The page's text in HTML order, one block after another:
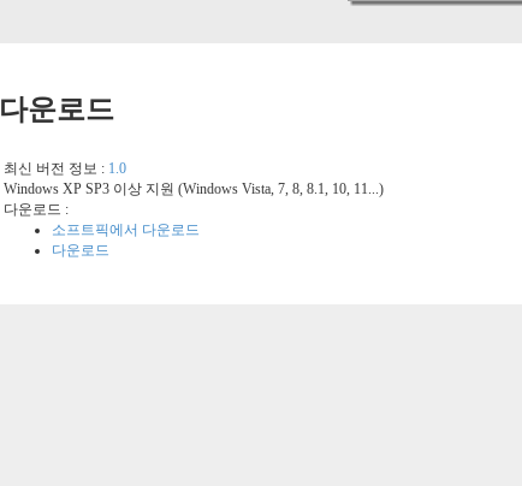
다운로드
최신 버전 정보 : 1.0
Windows XP SP3 이상 지원 (Windows Vista, 7, 8, 8.1, 10, 11...)
다운로드 :
소프트픽에서 다운로드
다운로드